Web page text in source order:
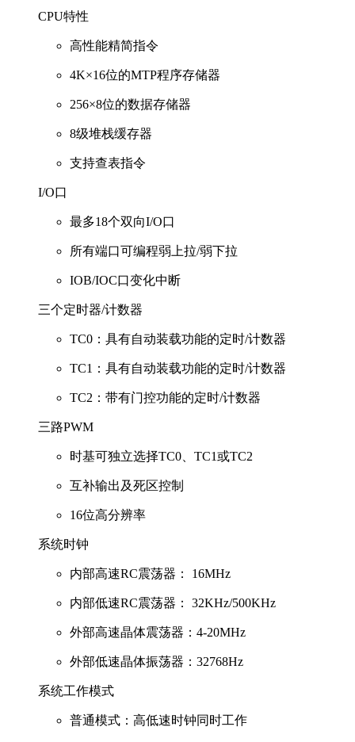
CPU特性
高性能精简指令
4K×16位的MTP程序存储器
256×8位的数据存储器
8级堆栈缓存器
支持查表指令
I/O口
最多18个双向I/O口
所有端口可编程弱上拉/弱下拉
IOB/IOC口变化中断
三个定时器/计数器
TC0：具有自动装载功能的定时/计数器
TC1：具有自动装载功能的定时/计数器
TC2：带有门控功能的定时/计数器
三路PWM
时基可独立选择TC0、TC1或TC2
互补输出及死区控制
16位高分辨率
系统时钟
内部高速RC震荡器： 16MHz
内部低速RC震荡器： 32KHz/500KHz
外部高速晶体震荡器：4-20MHz
外部低速晶体振荡器：32768Hz
系统工作模式
普通模式：高低速时钟同时工作